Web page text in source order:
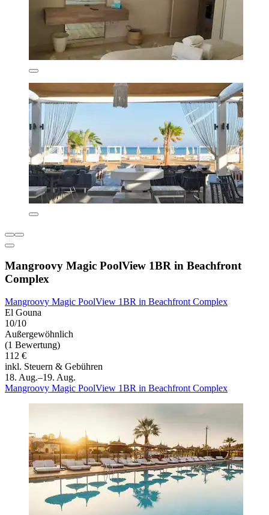
Mangroovy Magic PoolView 1BR in Beachfront
Complex
Mangroovy Magic PoolView 1BR in Beachfront Complex
El Gouna
10/10
Außergewöhnlich
(1 Bewertung)
112 €
inkl. Steuern & Gebühren
18. Aug.–19. Aug.
Mangroovy Magic PoolView 1BR in Beachfront Complex